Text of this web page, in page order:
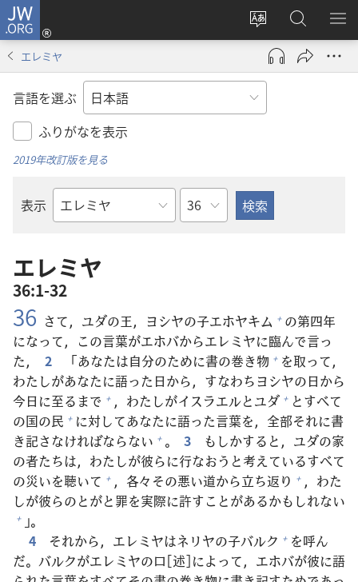
JW.ORG
サ
イ
ト
の
言
え
る
ロ
グ
ン
し
で
開
JW.ORG
の
検
メ
を
エレミヤ
言語を選ぶ
ふりがなを表示
2019年改訂版を見る
表示
聖
の
書
名
章
エレミヤ
36:1-32
36 さて，ユダの王，ヨシヤの子エホヤキム + の第四年
になって，この言葉がエホバからエレミヤに臨んで言っ
た，
2 「あなたは自分のために書の巻き物 + を取って，
わたしがあなたに語った 日から，すなわちヨシヤの日から
今日に至るまで + ，わたしがイスラエルとユダ + とすべて
の国の民 + に対してあなたに語った言葉を， 全部それに書
き記さなければならない + 。 3 もしかすると，ユダの家
の者たちは，わたしが彼らに行なおうと考えているすべて
の災いを聴いて + ， 各々 その悪い道から立ち返り + ，わた
しが彼らのとがと罪を実際に許すことがあるかもしれない
+ 」。
4
それから，エレミヤはネリヤの子バルク + を呼ん
だ。バルクがエレミヤの口[述]によって，エホバが彼に語